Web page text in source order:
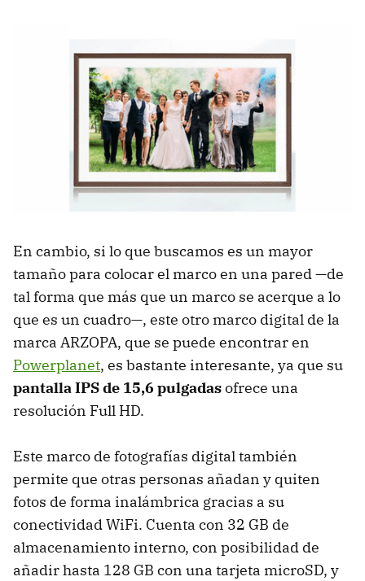
En cambio, si lo que buscamos es un mayor
tamaño para colocar el marco en una pared —de
tal forma que más que un marco se acerque a lo
que es un cuadro—, este otro marco digital de la
marca ARZOPA, que se puede encontrar en
Powerplanet, es bastante interesante, ya que su
pantalla IPS de 15,6 pulgadasofrece una
resolución Full HD.
Este marco de fotografías digital también
permite que otras personas añadan y quiten
fotos de forma inalámbrica gracias a su
conectividad WiFi. Cuenta con 32 GB de
almacenamiento interno, con posibilidad de
añadir hasta 128 GB con una tarjeta microSD, y